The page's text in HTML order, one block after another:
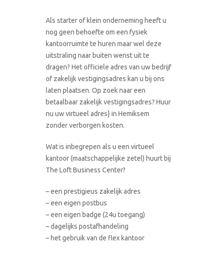
Als starter of klein onderneming heeft u
nog geen behoefte om een fysiek
kantoorruimte te huren maar wel deze
uitstraling naar buiten wenst uit te
dragen? Het officiele adres van uw bedrijf
of zakelijk vestigingsadres kan u bij ons
laten plaatsen. Op zoek naar een
betaalbaar zakelijk vestigingsadres? Huur
nu uw virtueel adres} in Hemiksem
zonder verborgen kosten.
Wat is inbegrepen als u een virtueel
kantoor (maatschappelijke zetel) huurt bij
The Loft Business Center?
– een prestigieus zakelijk adres
– een eigen postbus
– een eigen badge (24u toegang)
– dagelijks postafhandeling
– het gebruik van de flex kantoor